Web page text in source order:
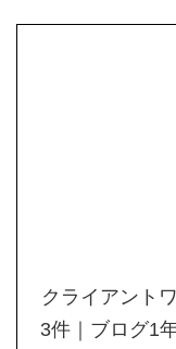
クライアント
3件｜ブログ1